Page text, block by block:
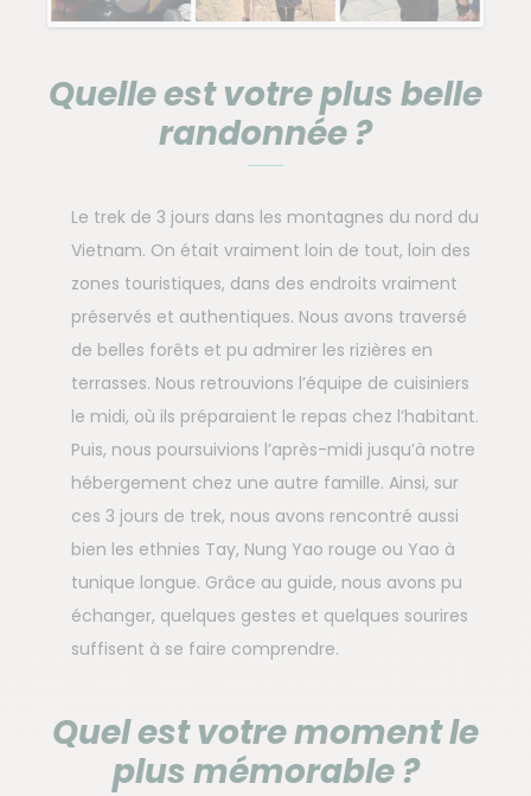
Quelle est votre plus belle
randonnée ?
Le trek de 3 jours dans les montagnes du nord du
Vietnam. On était vraiment loin de tout, loin des
zones touristiques, dans des endroits vraiment
préservés et authentiques. Nous avons traversé
de belles forêts et pu admirer les rizières en
terrasses. Nous retrouvions l’équipe de cuisiniers
le midi, où ils préparaient le repas chez l’habitant.
Puis, nous poursuivions l’après-midi jusqu’à notre
hébergement chez une autre famille. Ainsi, sur
ces 3 jours de trek, nous avons rencontré aussi
bien les ethnies Tay, Nung Yao rouge ou Yao à
tunique longue. Grâce au guide, nous avons pu
échanger, quelques gestes et quelques sourires
suffisent à se faire comprendre.
Quel est votre moment le
plus mémorable ?